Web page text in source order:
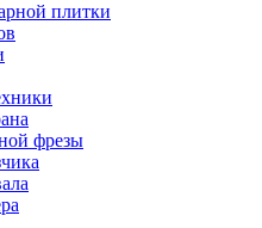
плитки
фрезы